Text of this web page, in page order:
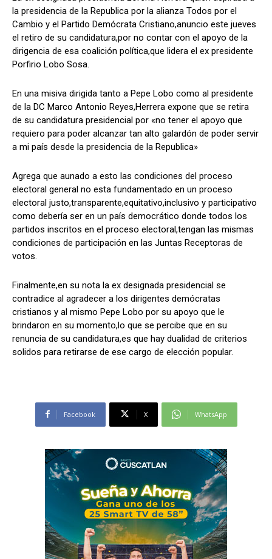
Comparta
Facebook X WhatsApp
Síganos
Comparta
Facebook X WhatsApp
Síganos
la presidencia de la Republica por la alianza Todos por el
Cambio y el Partido Demócrata Cristiano,anuncio este jueves
el retiro de su candidatura,por no contar con el apoyo de la
dirigencia de esa coalición política,que lidera el ex presidente
Porfirio Lobo Sosa.
En una misiva dirigida tanto a Pepe Lobo como al presidente
de la DC Marco Antonio Reyes,Herrera expone que se retira
de su candidatura presidencial por «no tener el apoyo que
requiero para poder alcanzar tan alto galardón de poder servir
a mi país desde la presidencia de la Republica»
Agrega que aunado a esto las condiciones del proceso
electoral general no esta fundamentado en un proceso
electoral justo,transparente,equitativo,inclusivo y participativo
como debería ser en un país democrático donde todos los
partidos inscritos en el proceso electoral,tengan las mismas
condiciones de participación en las Juntas Receptoras de
votos.
Finalmente,en su nota la ex designada presidencial se
contradice al agradecer a los dirigentes demócratas
cristianos y al mismo Pepe Lobo por su apoyo que le
brindaron en su momento,lo que se percibe que en su
renuncia de su candidatura,es que hay dualidad de criterios
solidos para retirarse de ese cargo de elección popular.
Facebook X WhatsApp